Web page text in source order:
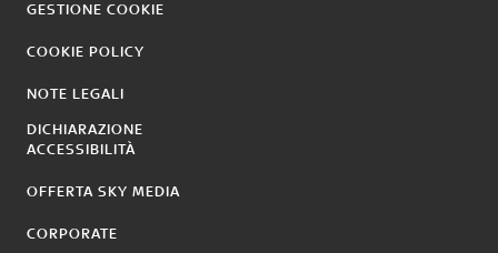
GESTIONE COOKIE
COOKIE POLICY
NOTE LEGALI
DICHIARAZIONE
ACCESSIBILITÀ
OFFERTA SKY MEDIA
CORPORATE